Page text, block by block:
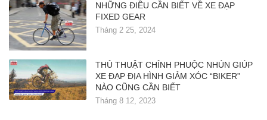
NHỮNG ĐIỀU CẦN BIẾT VỀ XE ĐẠP
FIXED GEAR
Tháng 2 25, 2024
THỦ THUẬT CHỈNH PHUỘC NHÚN GIÚP
XE ĐẠP ĐỊA HÌNH GIẢM XÓC “BIKER”
NÀO CŨNG CẦN BIẾT
Tháng 8 12, 2023